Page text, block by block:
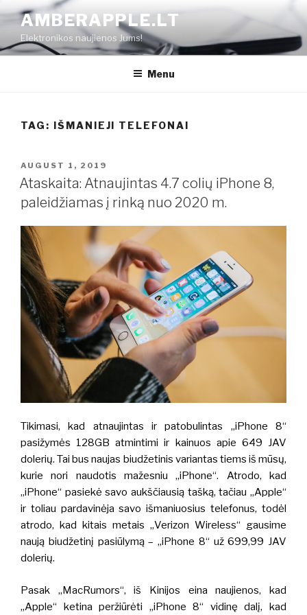
Skip
content
AMBERAPPLE.LT
Elektronikos naujienos Jums!
Menu
TAG: IŠMANIEJI TELEFONAI
POSTED
ON
AUGUST 1, 2019
Ataskaita: Atnaujintas 4.7 colių iPhone 8,
paleidžiamas į rinką nuo 2020 m.
Tikimasi, kad atnaujintas ir patobulintas „iPhone 8“
pasižymės 128GB atmintimi ir kainuos apie 649 JAV
dolerių. Tai bus naujas biudžetinis variantas tiems iš mūsų,
kurie nori naudotis mažesniu „iPhone“. Atrodo, kad
„iPhone“ pasiekė savo aukščiausią tašką, tačiau „Apple“
ir toliau pardavinėja savo išmaniuosius telefonus, todėl
atrodo, kad kitais metais „Verizon Wireless“ gausime
naują biudžetinį pasiūlymą – „iPhone 8“ už 699,99 JAV
dolerių.
Pasak „MacRumors“, iš Kinijos eina naujienos, kad
„Apple“ ketina peržiūrėti „iPhone 8“ vidinę dalį, kad